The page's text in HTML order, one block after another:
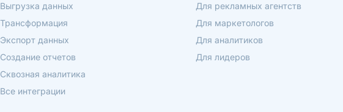
Выгрузка данных
Трансформация
Экспорт данных
Создание отчетов
Сквозная аналитика
Все интеграции
Для рекламных агентств
Для маркетологов
Для аналитиков
Для лидеров